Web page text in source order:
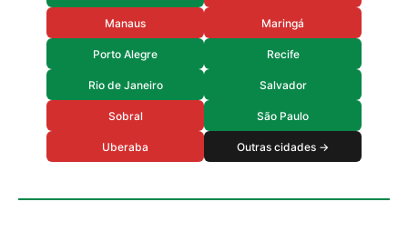
Manaus Maringá
Porto Alegre Recife
Rio de Janeiro Salvador
Sobral São Paulo
Uberaba Outras cidades →